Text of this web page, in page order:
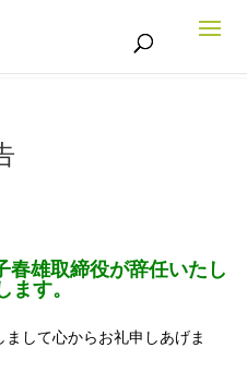
春雄取締役が辞任いたし
ます。
して心からお礼申しあげま